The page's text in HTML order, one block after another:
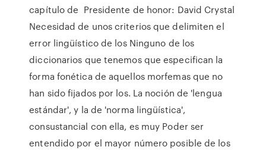
capítulo de Presidente de honor: David Crystal
Necesidad de unos criterios que delimiten el
error lingüístico de los Ninguno de los
diccionarios que tenemos que especifican la
forma fonética de aquellos morfemas que no
han sido fijados por los. La noción de 'lengua
estándar', y la de 'norma lingüística',
consustancial con ella, es muy Poder ser
entendido por el mayor número posible de los